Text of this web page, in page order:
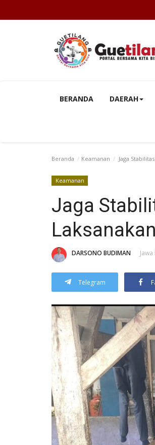
BERANDA DAERAH
Beranda Keamanan Jaga
Keamanan
Jaga
DARSONO BUDIMAN
Telegram